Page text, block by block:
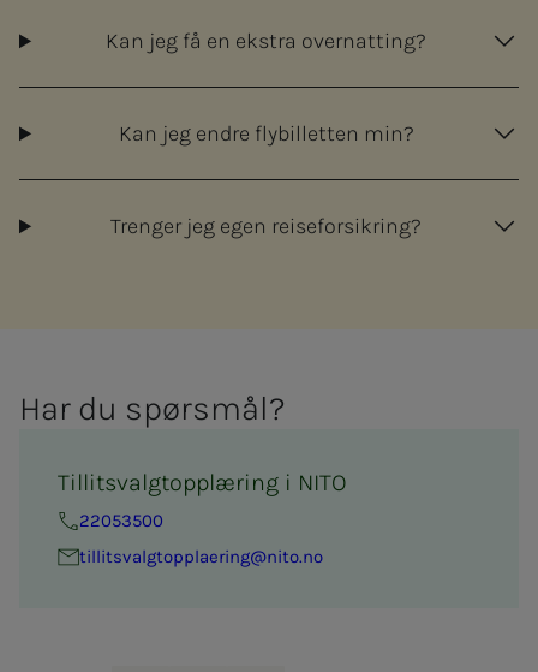
Kan jeg få en ekstra overnatting?
Kan jeg endre flybilletten min?
Trenger jeg egen reiseforsikring?
Har du spørs­­­mål?
Tillitsvalgtopplæring i NITO
22053500
til­­­­­lits­valg­topp­la­e­ring@nito.no